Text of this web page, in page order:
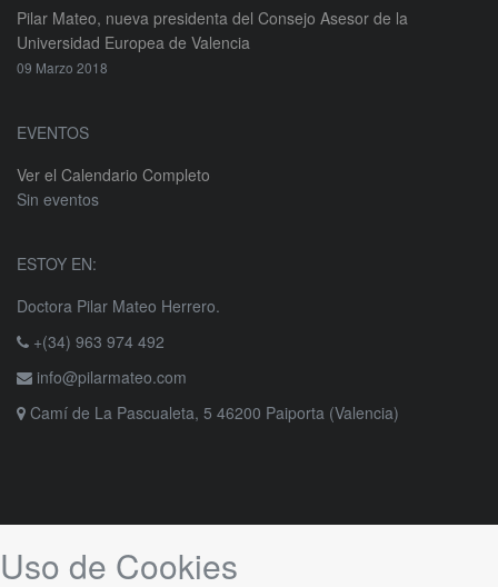
Pilar Mateo, nueva presidenta del Consejo Asesor de la
Universidad Europea de Valencia
09 Marzo 2018
EVENTOS
Ver el Calendario Completo
Sin eventos
ESTOY EN:
Doctora Pilar Mateo Herrero.
+(34) 963 974 492
info@pilarmateo.com
Camí de La Pascualeta, 5 46200 Paiporta (Valencia)
Uso de Cookies